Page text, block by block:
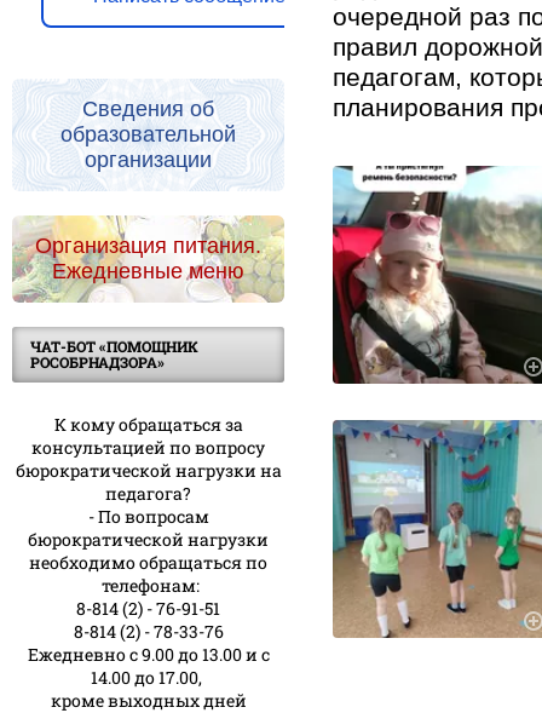
Сведения об
образовательной
организации
Организация питания.
Ежедневные меню
ЧАТ-БОТ «ПОМОЩНИК
РОСОБРНАДЗОРА»
К кому обращаться за
консультацией по вопросу
бюрократической нагрузки на
педагога?
- По вопросам
бюрократической нагрузки
необходимо обращаться по
телефонам:
8-814 (2) - 76-91-51
8-814 (2) - 78-33-76
Ежедневно с 9.00 до 13.00 и с
14.00 до 17.00,
кроме выходных дней
очередной раз
правил
педагогам,
планирования